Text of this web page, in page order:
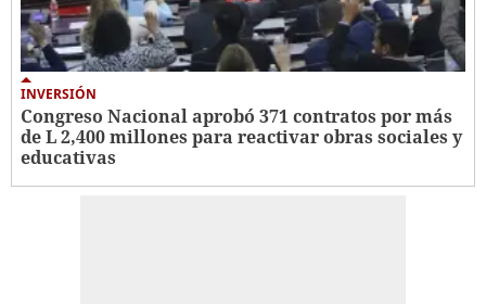
INVERSIÓN
Congreso Nacional aprobó 371 contratos por más
de L 2,400 millones para reactivar obras sociales y
educativas